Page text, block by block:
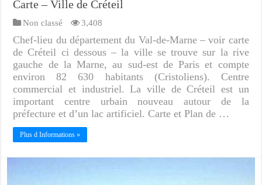
Carte – Ville de Créteil
Non classé 3,408
Chef-lieu du département du Val-de-Marne – voir carte
de Créteil ci dessous – la ville se trouve sur la rive
gauche de la Marne, au sud-est de Paris et compte
environ 82 630 habitants (Cristoliens). Centre
commercial et industriel. La ville de Créteil est un
important centre urbain nouveau autour de la
préfecture et d’un lac artificiel. Carte et Plan de …
Plus d Informations »